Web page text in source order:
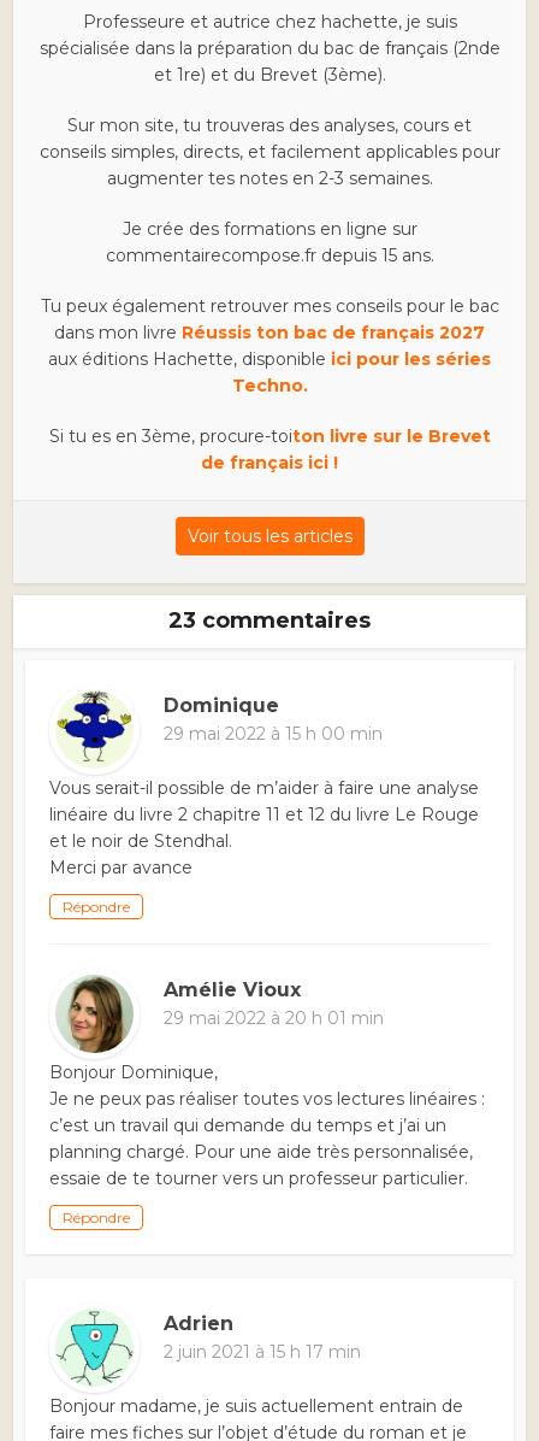
Professeure et autrice chez hachette, je suis
spécialisée dans la préparation du bac de français (2nde
et 1re) et du Brevet (3ème).
Sur mon site, tu trouveras des analyses, cours et
conseils simples, directs, et facilement applicables pour
augmenter tes notes en 2-3 semaines.
Je crée des formations en ligne sur
commentairecompose.fr depuis 15 ans.
Tu peux également retrouver mes conseils pour le bac
dans mon livre Réussis ton bac de français 2027
aux éditions Hachette, disponible ici pour les séries
Techno.
Si tu es en 3ème, procure-toiton livre sur le Brevet
de français ici !
Voir tous les articles
23 commentaires
Dominique
29 mai 2022 à 15 h 00 min
Vous serait-il possible de m’aider à faire une analyse
linéaire du livre 2 chapitre 11 et 12 du livre Le Rouge
et le noir de Stendhal.
Merci par avance
Répondre
Amélie Vioux
29 mai 2022 à 20 h 01 min
Bonjour Dominique,
Je ne peux pas réaliser toutes vos lectures linéaires :
c’est un travail qui demande du temps et j’ai un
planning chargé. Pour une aide très personnalisée,
essaie de te tourner vers un professeur particulier.
Répondre
Adrien
2 juin 2021 à 15 h 17 min
Bonjour madame, je suis actuellement entrain de
faire mes fiches sur l’objet d’étude du roman et je